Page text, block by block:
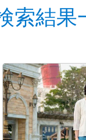
索結果